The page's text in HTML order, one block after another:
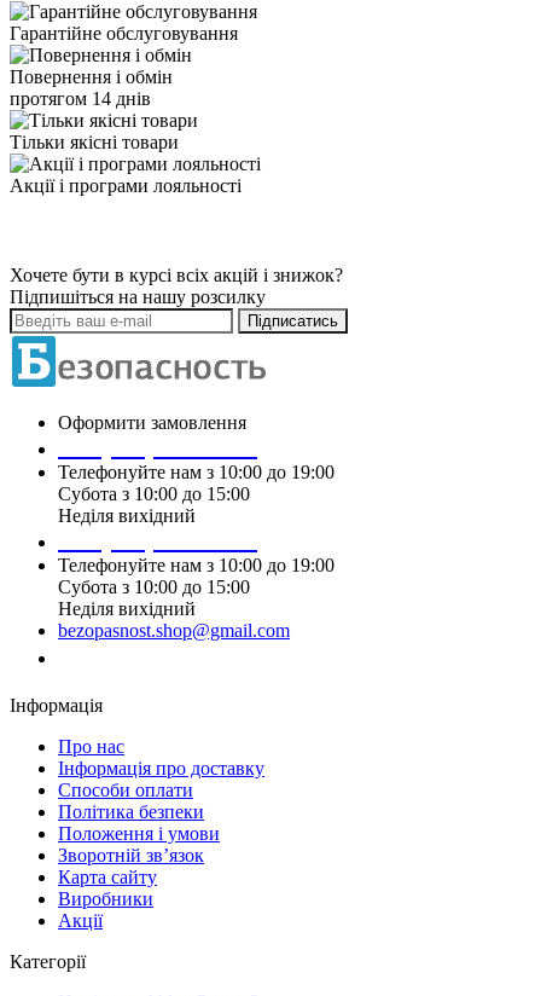
Гарантійне обслуговування
Повернення і обмін
протягом 14 днів
Тільки якісні товари
Акції і програми лояльності
Хочете бути в курсі всіх акцій і знижок?
Підпишіться на нашу розсилку
Підписатись
Оформити замовлення
Телефонуйте нам з 10:00 до 19:00
Субота з 10:00 до 15:00
Неділя вихідний
Телефонуйте нам з 10:00 до 19:00
Субота з 10:00 до 15:00
Неділя вихідний
bezopasnost.shop@gmail.com
Інформація
Про нас
Iнформація про доставку
Способи оплати
Політика безпеки
Положення і умови
Зворотній зв’язок
Карта сайту
Виробники
Акції
Категорії